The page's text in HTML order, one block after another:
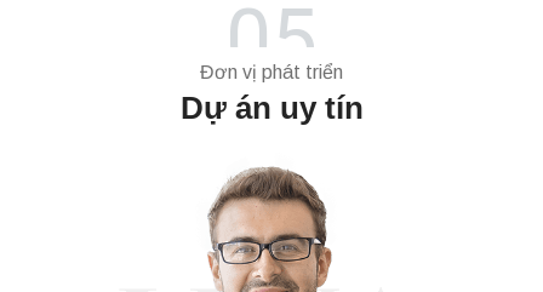
05
Đơn vị phát triển
Dự án uy tín